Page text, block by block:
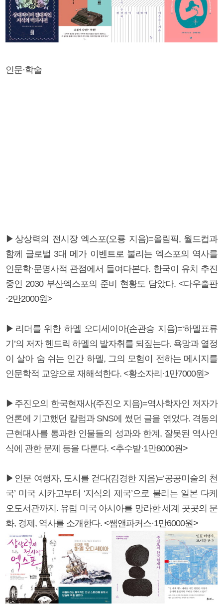
인문·학술
▶상상력의 전시장 엑스포(오룡 지음)=올림픽, 월드컵과
함께 글로벌 3대 메가 이벤트로 불리는 엑스포의 역사를
인문학·문명사적 관점에서 들여다본다. 한국이 유치 추진
중인 2030 부산엑스포의 준비 현황도 담았다. <다우출판
·2만2000원>
▶리더를 위한 하멜 오디세이아(손관승 지음)=‘하멜표류
기’의 저자 헨드릭 하멜의 발자취를 되짚는다. 욕망과 열정
이 살아 숨 쉬는 인간 하멜, 그의 모험이 전하는 메시지를
인문학적 교양으로 재해석한다. <황소자리·1만7000원>
▶주진오의 한국현재사(주진오 지음)=역사학자인 저자가
언론에 기고했던 칼럼과 SNS에 썼던 글을 엮었다. 격동의
근현대사를 통과한 인물들의 성과와 한계, 잘못된 역사인
식에 관한 문제 등을 다룬다. <추수밭·1만8000원>
▶인문 여행자, 도시를 걷다(김경한 지음)=‘공공미술의 천
국’ 미국 시카고부터 ‘지식의 제국’으로 불리는 일본 다케
오도서관까지. 유럽 미국 아시아를 망라한 세계 곳곳의 문
화, 경제, 역사를 소개한다. <쌤앤파커스·1만6000원>